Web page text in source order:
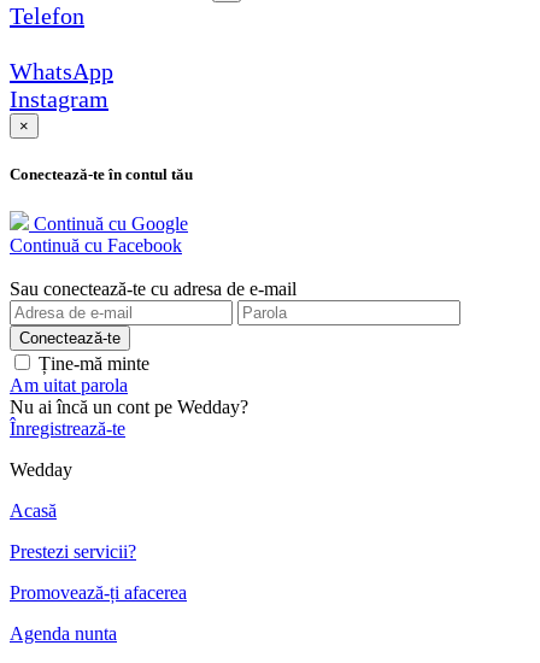
Telefon
WhatsApp
Instagram
×
Conectează-te în contul tău
Continuă cu Google
Continuă cu Facebook
Sau conectează-te cu adresa de e-mail
Ține-mă minte
Am uitat parola
Nu ai încă un cont pe Wedday?
Înregistrează-te
Wedday
Acasă
Prestezi servicii?
Promovează-ți afacerea
Agenda nunta